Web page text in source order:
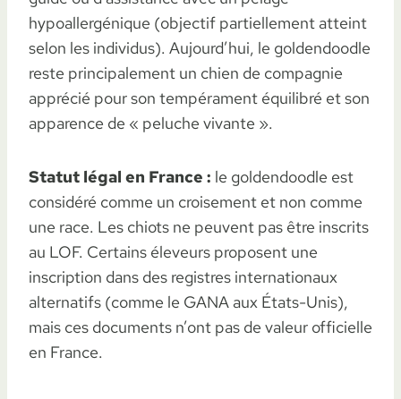
hypoallergénique (objectif partiellement atteint
selon les individus). Aujourd’hui, le goldendoodle
reste principalement un chien de compagnie
apprécié pour son tempérament équilibré et son
apparence de « peluche vivante ».
Statut légal en France : le goldendoodle est
considéré comme un croisement et non comme
une race. Les chiots ne peuvent pas être inscrits
au LOF. Certains éleveurs proposent une
inscription dans des registres internationaux
alternatifs (comme le GANA aux États-Unis),
mais ces documents n’ont pas de valeur officielle
en France.